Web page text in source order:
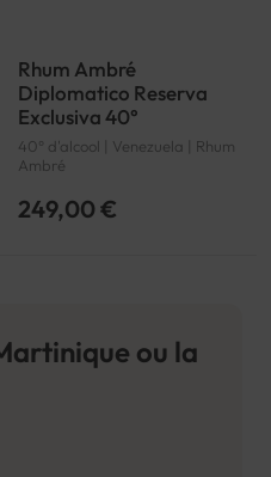
Rhum Ambré
Diplomatico Reserva
Exclusiva 40°
40° d'alcool | Venezuela | Rhum
Ambré
249,00 €
ou la